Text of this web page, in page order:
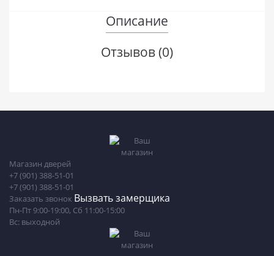
Описание
Отзывов (0)
Магазин дверей
+7 (901) 388-51-01
+7 (901) 388-51-01
Заказать звонок Вызвать замерщика
Пн-Пт 9:00-19:00, Сб 11:00-15:00
Вс: выходной